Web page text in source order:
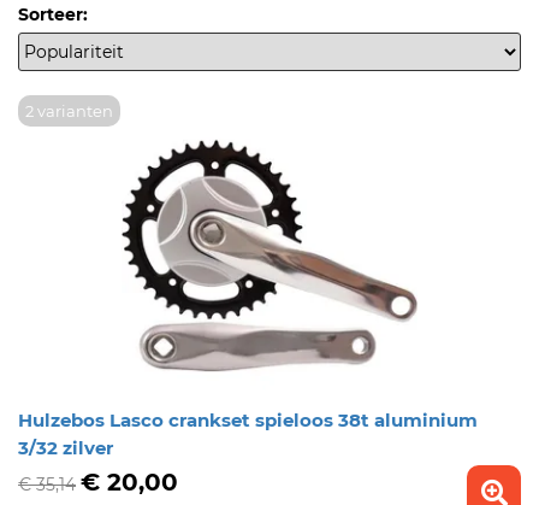
Sorteer:
Hulzebos Lasco crankset spieloos 38t aluminium
3/32 zilver
2 varianten
€ 35,14 € 20,00